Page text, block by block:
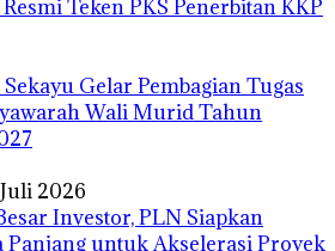
Teken PKS Penerbitan KKP
Gelar Pembagian Tugas
Wali Murid Tahun
2026
Investor, PLN Siapkan
Panjang untuk Akselerasi Proyek